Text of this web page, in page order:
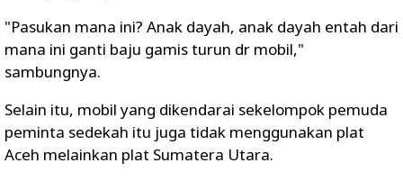
"Pasukan mana ini? Anak dayah, anak dayah entah dari
mana ini ganti baju gamis turun dr mobil,"
sambungnya.
Selain itu, mobil yang dikendarai sekelompok pemuda
peminta sedekah itu juga tidak menggunakan plat
Aceh melainkan plat Sumatera Utara.